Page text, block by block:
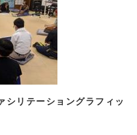
シリテーショングラフィッ